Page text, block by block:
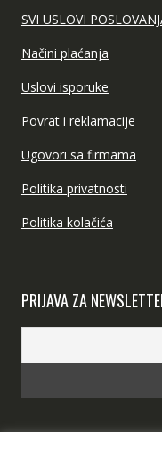
SVI USLOVI
Načini plaćanja
Uslovi isporuke
Povrat i reklamacije
Ugovori sa firmama
Politika privatnosti
Politika kolačića
PRIJAVA ZA